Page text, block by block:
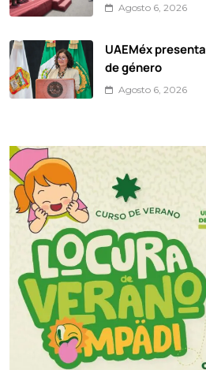
Agosto 6, 2026
UAEMéx
de género
Agosto 6, 2026